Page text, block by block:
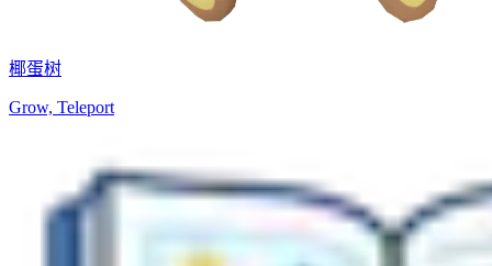
椰蛋树
Grow, Teleport